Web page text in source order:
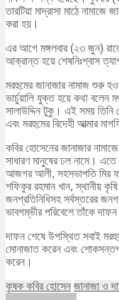
তারটিয়া মাদ্রাসা মাঠে নামাজে
করা হয়।
এর আগে মঙ্গলবার (২৩ জুন)
আক্রান্ত হয়ে শেষনিঃশ্বাস
মরহুমের জানাজার নামাজ শুরু
ভার্চুয়ালি যুক্ত হয়ে কথা বলেন
সালাউদ্দিন টুকু। এই সময় তিনি
এবং মরহুমের বিদেহী আত্মার
কবির হোসেনের জানাজার
সাধারণ মানুষের ঢল নামে।
আজগর আলী, সহসভাপতি মির
শফিকুর রহমান খান, স্থানীয়
জনপ্রতিনিধিসহ সর্বস্তরের
ভাবগম্ভীর পরিবেশে তাঁকে
দাফন শেষে উপস্থিত সবাই
মোনাজাত করেন এবং শোকসন্তপ্ত
করেন।
কৃষক কবির হোসেন জানাজা ও